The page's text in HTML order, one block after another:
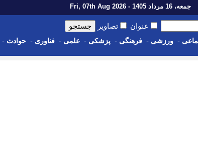
جمعه، 16 مرداد 1405 - Fri, 07th Aug 2026
عنوان تصاویر
- ورزشی - فرهنگی - پزشکی - علمی - فناوری - حوادث -